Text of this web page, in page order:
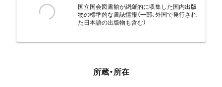
国立国会図書館が網羅的に収集した国内出版
物の標準的な書誌情報（一部、外国で発行され
た日本語の出版物も含む）
所蔵・所在